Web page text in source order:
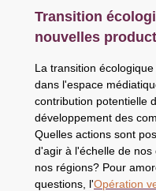
Transition
nouvelles
La transition
dans l'espace
contribution potentielle
développement des
Quelles actions sont
d'agir à l'échelle de
nos régions? Pour
questions, l'Opération